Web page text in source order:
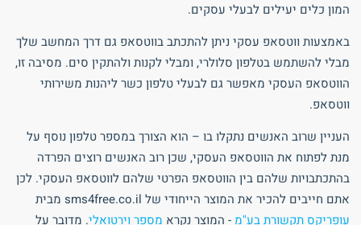
המון כלים יעילים לבעלי עסקים.
באמצעות ווטסאפ עסקי ניתן להתכתב בווטסאפ גם דרך המחשב שלך
מבלי להשתמש בטלפון סלולרי, ומבלי לקנות ולהתקין סים. מסיבה זו,
הווטסאפ העסקי מאפשר גם לבעלי טלפון כשר ליהנות משירותי
ווטסאפ.
העניין שרוב האנשים נתקלו בו – הוא הצורך במספר טלפון נוסף על
מנת לפתוח את הווטסאפ העסקי, שכן רוב האנשים רוצים הפרדה
בהתכתבויות שלהם בין הווטסאפ הפרטי שלהם לווטסאפ העסקי. לכן
אתם חייבים להכיר את המוצר הייחודי של sms4free.co.il מבית
עופריקס תקשורת בע"מ - המוצר נקרא מספר וירטואלי. מדובר על